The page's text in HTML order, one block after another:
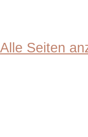
Alle Seiten